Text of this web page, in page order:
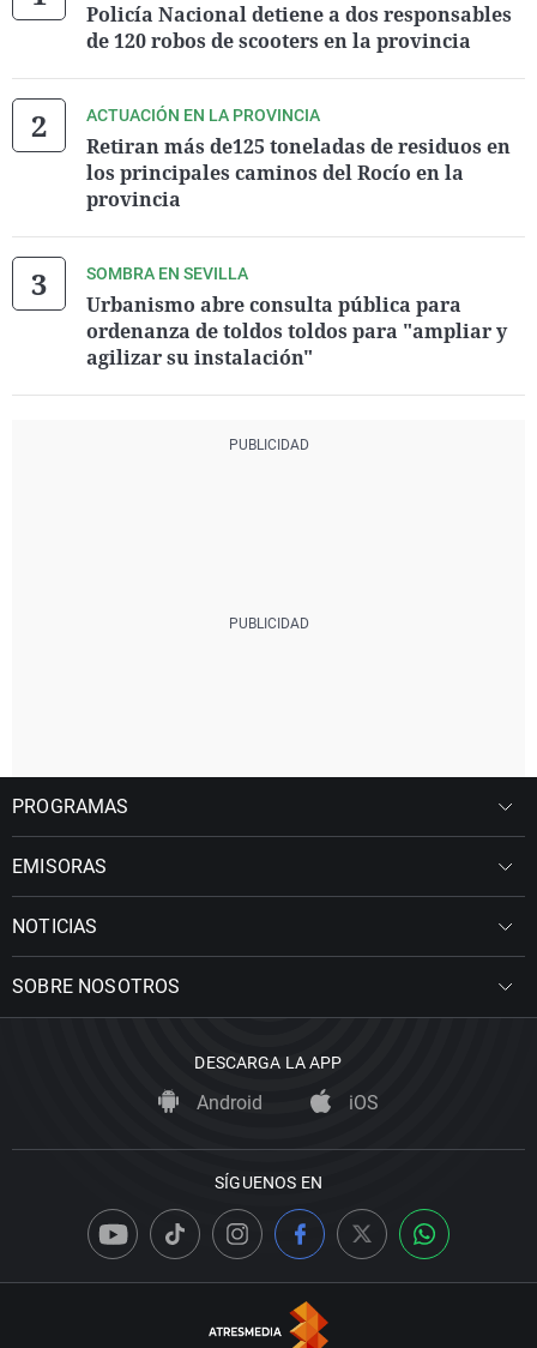
Policía Nacional detiene a dos responsables
de 120 robos de scooters en la provincia
ACTUACIÓN EN LA PROVINCIA
Retiran más de125 toneladas de residuos en
los principales caminos del Rocío en la
provincia
SOMBRA EN SEVILLA
Urbanismo abre consulta pública para
ordenanza de toldos toldos para "ampliar y
agilizar su instalación"
PROGRAMAS
EMISORAS
NOTICIAS
SOBRE NOSOTROS
DESCARGA LA APP
Android iOS
SÍGUENOS EN